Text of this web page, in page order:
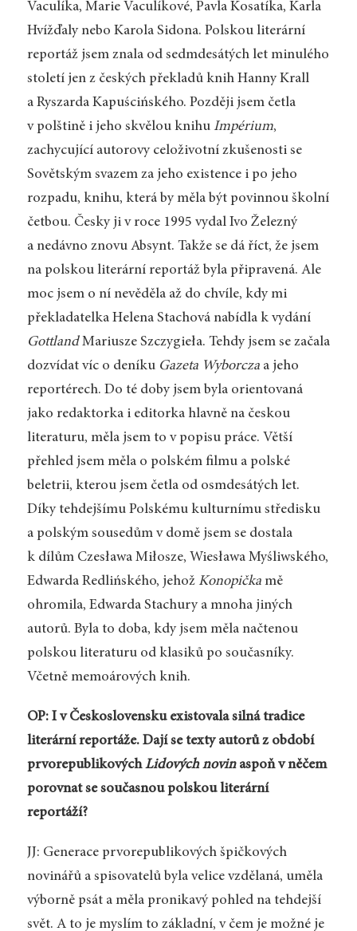
Vaculíka, Marie Vaculíkové, Pavla Kosatíka, Karla
Hvížďaly nebo Karola Sidona. Polskou literární
reportáž jsem znala od sedmdesátých let minulého
století jen z českých překladů knih Hanny Krall
a Ryszarda Kapuścińského. Později jsem četla
v polštině i jeho skvělou knihu Impérium,
zachycující autorovy celoživotní zkušenosti se
Sovětským svazem za jeho existence i po jeho
rozpadu, knihu, která by měla být povinnou školní
četbou. Česky ji v roce 1995 vydal Ivo Železný
a nedávno znovu Absynt. Takže se dá říct, že jsem
na polskou literární reportáž byla připravená. Ale
moc jsem o ní nevěděla až do chvíle, kdy mi
překladatelka Helena Stachová nabídla k vydání
GottlandMariusze Szczygieła. Tehdy jsem se začala
dozvídat víc o deníku Gazeta Wyborczaa jeho
reportérech. Do té doby jsem byla orientovaná
jako redaktorka i editorka hlavně na českou
literaturu, měla jsem to v popisu práce. Větší
přehled jsem měla o polském filmu a polské
beletrii, kterou jsem četla od osmdesátých let.
Díky tehdejšímu Polskému kulturnímu středisku
a polským sousedům v domě jsem se dostala
k dílům Czesława Miłosze, Wiesława Myśliwského,
Edwarda Redlińského, jehož Konopička mě
ohromila, Edwarda Stachury a mnoha jiných
autorů. Byla to doba, kdy jsem měla načtenou
polskou literaturu od klasiků po současníky.
Včetně memoárových knih.
OP: I v Československu existovala silná tradice
literární reportáže. Dají se texty autorů z období
prvorepublikovýchLidových novinaspoň v něčem
porovnat se současnou polskou literární
reportáží?
JJ: Generace prvorepublikových špičkových
novinářů a spisovatelů byla velice vzdělaná, uměla
výborně psát a měla pronikavý pohled na tehdejší
svět. A to je myslím to základní, v čem je možné je